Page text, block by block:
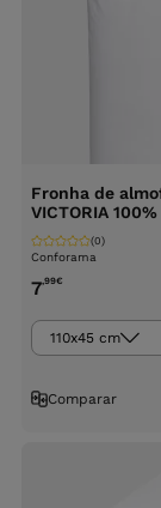
Fronha de
VICTORIA
Conforama
(0)
7,99€
110x45 cm
Comparar